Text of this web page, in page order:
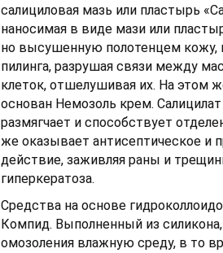
салициловая мазь или пластырь
наносимая в виде мази или
но высушенную полотенцем кожу,
пилинга, разрушая связи между
клеток, отшелушивая их. На этом
основан Немозоль крем.
размягчает и способствует
же оказывает антисептическое и
действие, заживляя раны и
гиперкератоза.
Средства на основе
Компид. Выполненный из
омозоления влажную среду, в то